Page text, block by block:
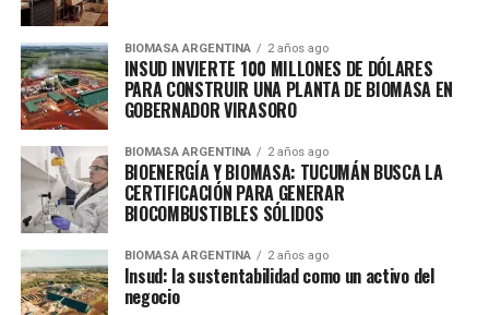
BIOMASA ARGENTINA 2 años ago
INSUD INVIERTE 100 MILLONES DE DÓLARES
PARA CONSTRUIR UNA PLANTA DE BIOMASA EN
GOBERNADOR VIRASORO
BIOMASA ARGENTINA 2 años ago
BIOENERGÍA Y BIOMASA: TUCUMÁN BUSCA LA
CERTIFICACIÓN PARA GENERAR
BIOCOMBUSTIBLES SÓLIDOS
BIOMASA ARGENTINA 2 años ago
Insud: la sustentabilidad como un activo del
negocio